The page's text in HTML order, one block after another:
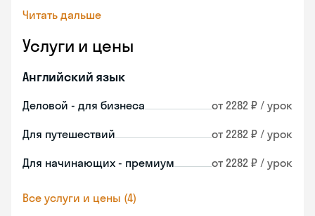
Читать дальше
Услуги и цены
Английский язык
Деловой - для бизнеса от 2282 ₽ / урок
Для путешествий от 2282 ₽ / урок
Для начинающих - премиум от 2282 ₽ / урок
Все услуги и цены (4)